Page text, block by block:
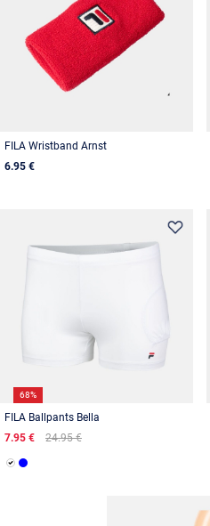
FILA Wristband Arnst
6.95 €
68%
FILA Ballpants Bella
7.95 €
24.95 €